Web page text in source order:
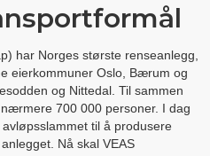
har Norges største renseanlegg,
eierkommuner Oslo, Bærum og
og Nittedal. Til sammen
700 000 personer. I dag
til å produsere
Nå skal VEAS